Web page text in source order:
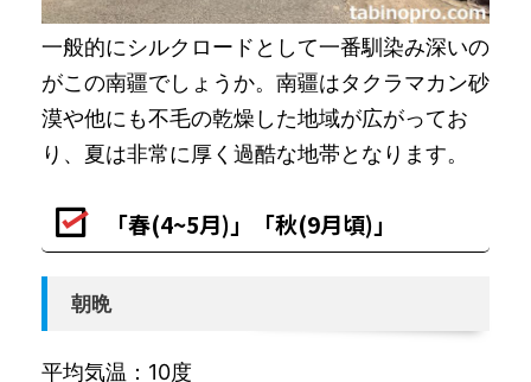
一般的にシルクロードとして一番馴染み深いの
がこの南疆でしょうか。南疆はタクラマカン砂
漠や他にも不毛の乾燥した地域が広がってお
り、夏は非常に厚く過酷な地帯となります。
「春(4~5月)」「秋(9月頃)」
朝晩
平均気温：10度